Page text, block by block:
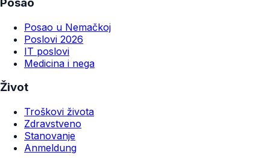
Posao u Nemačkoj
Poslovi 2026
IT poslovi
Medicina i nega
Život
Troškovi života
Zdravstveno
Stanovanje
Anmeldung